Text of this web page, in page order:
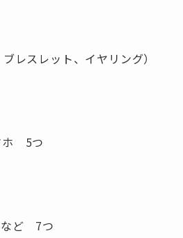
レスレット、イヤリング）
ホ 5つ
など 7つ